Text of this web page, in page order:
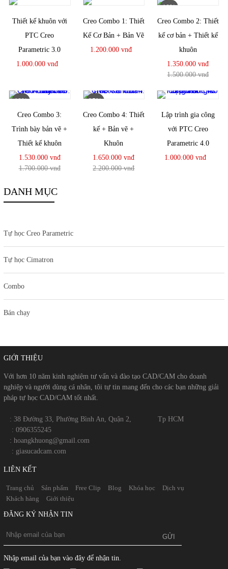
Thiết kế khuôn với
PTC Creo
Parametric 3.0
1.000.000 vnđ
Creo Combo 1: Thiết
Kế Cơ Bản + Bản Vẽ
1.200.000 vnđ
10%
Creo Combo 2: Thiết
kế cơ bản + Thiết kế
khuôn
1.350.000 vnđ
1.500.000 vnđ
10%
Creo Combo 3:
Trình bày bản vẽ +
Thiết kế khuôn
1.530.000 vnđ
1.700.000 vnđ
25%
Creo Combo 4: Thiết
kế + Bản vẽ +
Khuôn
1.650.000 vnđ
2.200.000 vnđ
Lập trình gia công
với PTC Creo
Parametric 4.0
1.000.000 vnđ
DANH MỤC
Tự học Creo Parametric
Tự học Cimatron
Combo
Bán chạy
GIỚI THIỆU
Với hơn 10 năm kinh nghiệm tư vấn và đào tạo CAD/CAM cho doanh
nghiệp và người dùng cá nhân, tôi tự tin mang đến cho các bạn những giải
pháp tự học CAD/CAM tốt nhất.
​​ : 38 Đường 33, Phường Bình An, Quận 2, Tp HCM
: 0906355245
​ : hoangkhuong@gmail.com
: giasucadcam.com
LIÊN KẾT
Trang chủ Sản phẩm Free Clip Blog Khóa học
Dịch vụ
Khách hàng
Giới thiệu
ĐĂNG KÝ NHẬN TIN
Nhập email của bạn vào đây để nhận tin.